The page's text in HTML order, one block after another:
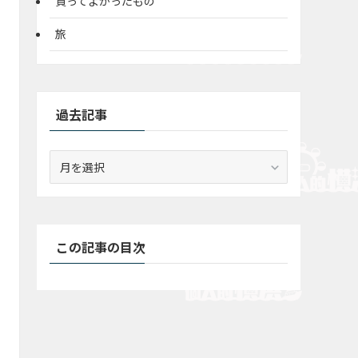
旅
過去記事
この記事の目次